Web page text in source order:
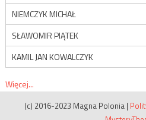
NIEMCZYK MICHAŁ
SŁAWOMIR PIĄTEK
KAMIL JAN KOWALCZYK
Więcej...
(c) 2016-2023 Magna Polonia |